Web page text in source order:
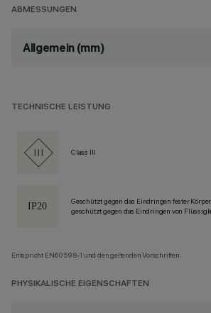
ABMESSUNGEN
Allgemein (mm)
TECHNISCHE LEISTUNG
Class III
Geschützt gegen das Eindringen fester
geschützt gegen das Eindringen von
Entspricht EN60598-1 und den geltenden Vorschriften.
PHYSIKALISCHE EIGENSCHAFTEN